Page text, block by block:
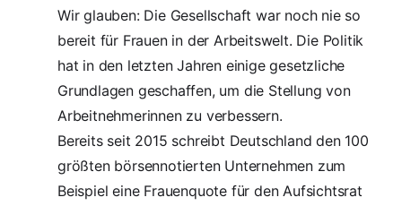
Wir glauben: Die Gesellschaft war noch nie so
bereit für Frauen in der Arbeitswelt. Die Politik
hat in den letzten Jahren einige gesetzliche
Grundlagen geschaffen, um die Stellung von
Arbeitnehmerinnen zu verbessern.
Bereits seit 2015 schreibt Deutschland den 100
größten börsennotierten Unternehmen zum
Beispiel eine Frauenquote für den Aufsichtsrat